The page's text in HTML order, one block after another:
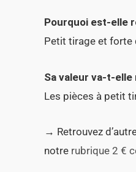
Pourquoi est-elle
Petit tirage et forte
Sa valeur va-t-elle
Les pièces à petit
→ Retrouvez
notre rubrique 2 €